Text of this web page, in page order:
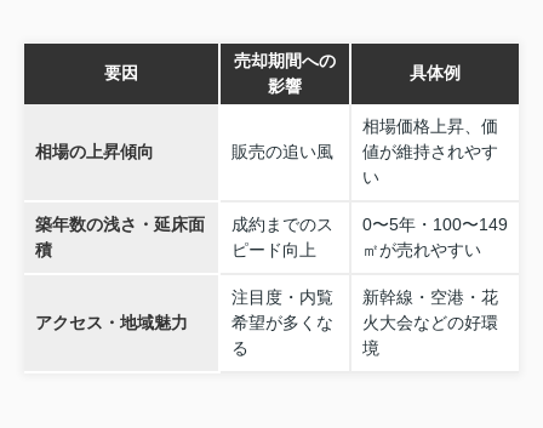
要因
売却期間への
影響
具体例
相場の上昇傾向 販売の追い風
相場価格上昇、価
値が維持されやす
い
築年数の浅さ・延床面
積
成約までのス
ピード向上
0〜5年・100〜149
㎡が売れやすい
アクセス・地域魅力
注目度・内覧
希望が多くな
る
新幹線・空港・花
火大会などの好環
境